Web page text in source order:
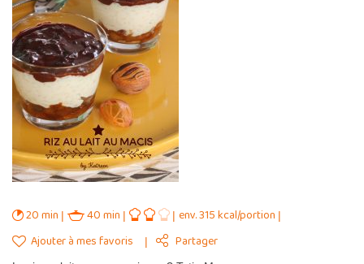
20 min 40 min
env. 315 kcal/portion
Ajouter à mes favoris
Partager